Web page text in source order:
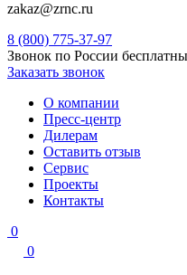
zakaz@zrnc.ru
8 (800) 775-37-97
Звонок по России
Заказать звонок
О компании
Пресс-центр
Дилерам
Оставить отзыв
Сервис
Проекты
Контакты
0
0